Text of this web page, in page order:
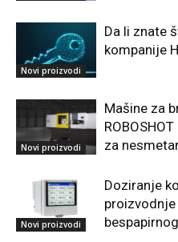
Novi proizvodi
Da li znate
kompanije
Novi proizvodi
Mašine za
za
Novi proizvodi
Doziranje